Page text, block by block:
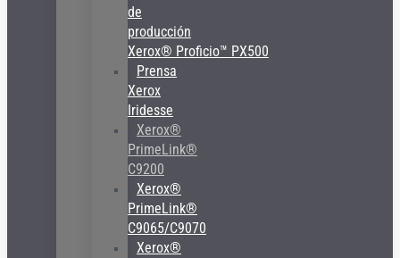
de
producción
Xerox® Proficio™ PX500
Prensa
Xerox
Iridesse
Xerox®
PrimeLink®
C9200
Xerox®
PrimeLink®
C9065/C9070
Xerox®